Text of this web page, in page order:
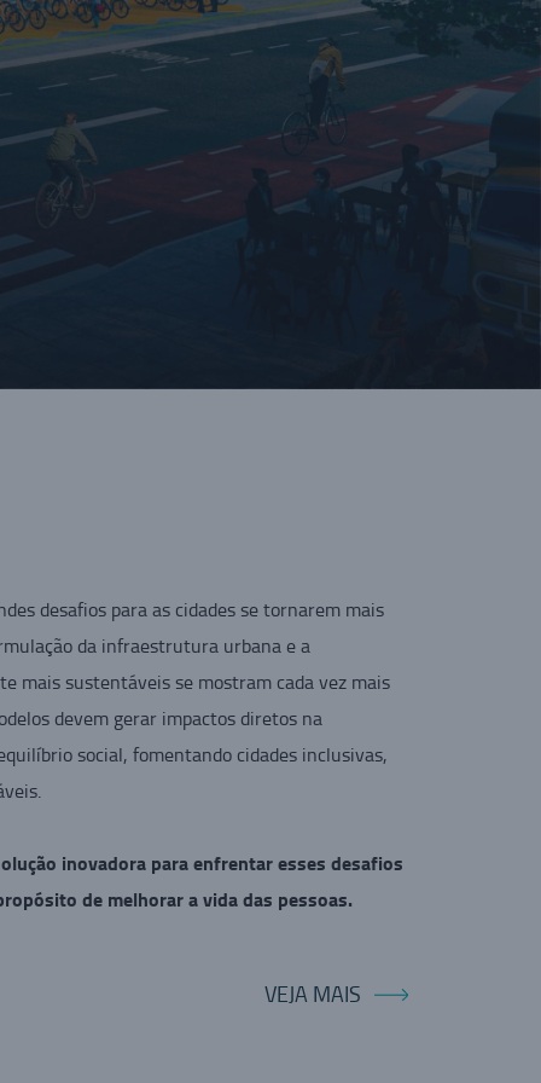
desafios para as cidades se tornarem mais
da infraestrutura urbana e a
mais sustentáveis se mostram cada vez mais
devem gerar impactos diretos na
social, fomentando cidades inclusivas,
inovadora para enfrentar esses desafios
de melhorar a vida das pessoas.
VEJA MAIS